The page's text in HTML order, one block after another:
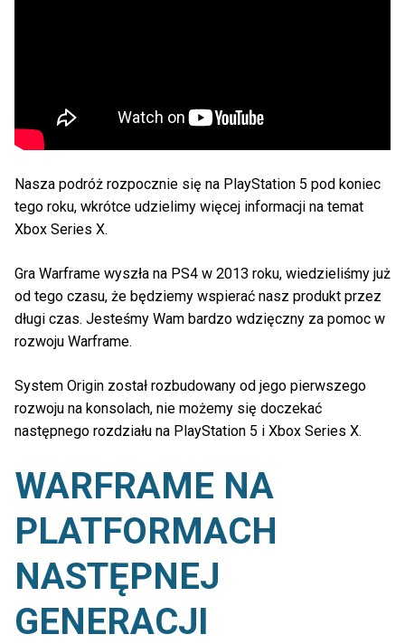
Nasza podróż rozpocznie się na PlayStation 5 pod koniec
tego roku, wkrótce udzielimy więcej informacji na temat
Xbox Series X.
Gra Warframe wyszła na PS4 w 2013 roku, wiedzieliśmy już
od tego czasu, że będziemy wspierać nasz produkt przez
długi czas. Jesteśmy Wam bardzo wdzięczny za pomoc w
rozwoju Warframe.
System Origin został rozbudowany od jego pierwszego
rozwoju na konsolach, nie możemy się doczekać
następnego rozdziału na PlayStation 5 i Xbox Series X.
WARFRAME NA
PLATFORMACH
NASTĘPNEJ
GENERACJI